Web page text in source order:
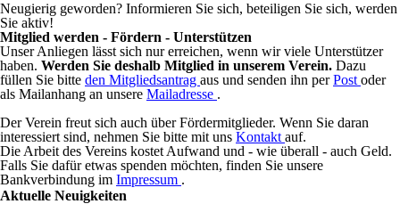
Neugierig geworden? Informieren Sie sich, beteiligen Sie sich, werden
Sie aktiv!
Mitglied werden - Fördern - Unterstützen
Unser Anliegen lässt sich nur erreichen, wenn wir viele Unterstützer
haben. Werden Sie deshalb Mitglied in unserem Verein. Dazu
füllen Sie bitte den Mitgliedsantrag aus und senden ihn perPost oder
als Mailanhang an unsere Mailadresse .
Der Verein freut sich auch über Fördermitglieder. Wenn Sie daran
interessiert sind, nehmen Sie bitte mit uns Kontakt auf.
Die Arbeit des Vereins kostet Aufwand und - wie überall - auch Geld.
Falls Sie dafür etwas spenden möchten, finden Sie unsere
Bankverbindung im Impressum .
Aktuelle Neuigkeiten